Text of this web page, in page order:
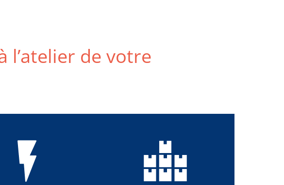
l’atelier de votre